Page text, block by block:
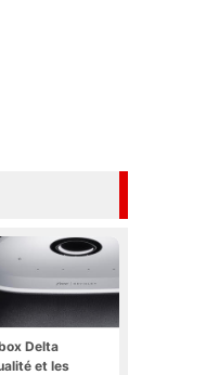
Delta
et les